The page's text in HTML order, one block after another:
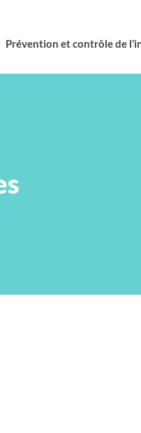
Prévention et contrôle de